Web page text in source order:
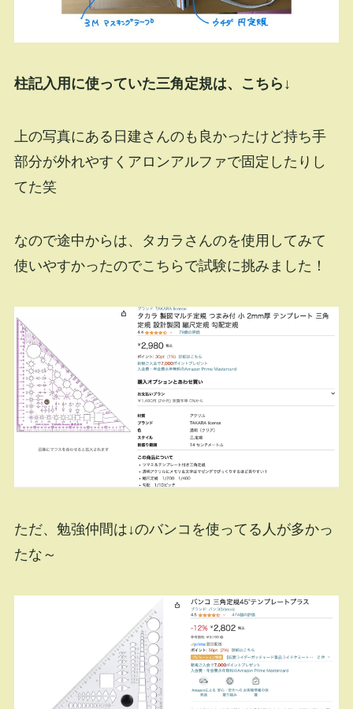
柱記入用に使っていた三角定規は、こちら↓
上の写真にある日建さんのも良かったけど持ち手
部分が外れやすくアロンアルファで固定したりし
てた笑
なので途中からは、タカラさんのを使用してみて
使いやすかったのでこちらで試験に挑みました！
ただ、勉強仲間は↓のバンコを使ってる人が多かっ
たな～